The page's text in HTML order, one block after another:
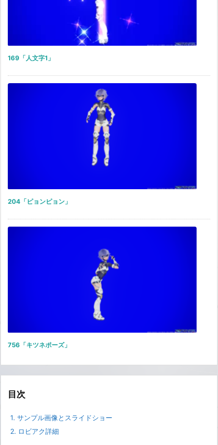
169「人文字1」
204「ピョンピョン」
756「キツネポーズ」
目次
1. サンプル画像とスライドショー
2. ロビアク詳細